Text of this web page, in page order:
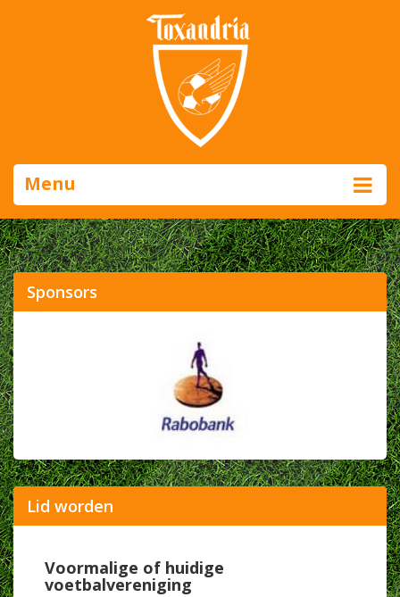
Menu
Sponsors
Lid worden
Voormalige of huidige
voetbalvereniging